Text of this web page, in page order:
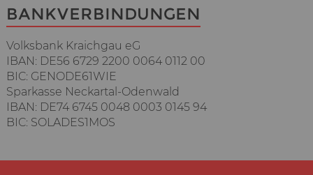
BANKVERBINDUNGEN
Volksbank Kraichgau eG
IBAN: DE56 6729 2200 0064 0112 00
BIC: GENODE61WIE
Sparkasse Neckartal-Odenwald
IBAN: DE74 6745 0048 0003 0145 94
BIC: SOLADES1MOS